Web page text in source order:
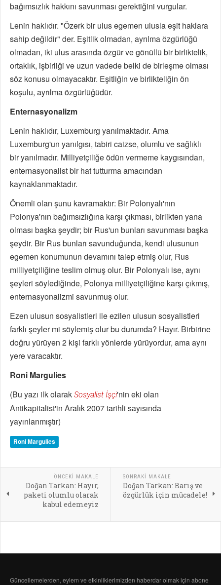
bağımsızlık hakkını savunması gerektiğini vurgular.
Lenin haklıdır. "Özerk bir ulus egemen ulusla eşit haklara
sahip değildir" der. Eşitlik olmadan, ayrılma özgürlüğü
olmadan, iki ulus arasında özgür ve gönüllü bir birliktelik,
ortaklık, işbirliği ve uzun vadede belki de birleşme olması
söz konusu olmayacaktır. Eşitliğin ve birlikteliğin ön
koşulu, ayrılma özgürlüğüdür.
Enternasyonalizm
Lenin haklıdır, Luxemburg yanılmaktadır. Ama
Luxemburg'un yanılgısı, tabiri caizse, olumlu ve sağlıklı
bir yanılmadır. Milliyetçiliğe ödün vermeme kaygısından,
enternasyonalist bir hat tutturma amacından
kaynaklanmaktadır.
Önemli olan şunu kavramaktır: Bir Polonyalı'nın
Polonya'nın bağımsızlığına karşı çıkması, birlikten yana
olması başka şeydir; bir Rus'un bunları savunması başka
şeydir. Bir Rus bunları savunduğunda, kendi ulusunun
egemen konumunun devamını talep etmiş olur, Rus
milliyetçiliğine teslim olmuş olur. Bir Polonyalı ise, aynı
şeyleri söylediğinde, Polonya milliyetçiliğine karşı çıkmış,
enternasyonalizmi savunmuş olur.
Ezen ulusun sosyalistleri ile ezilen ulusun sosyalistleri
farklı şeyler mi söylemiş olur bu durumda? Hayır. Birbirine
doğru yürüyen 2 kişi farklı yönlerde yürüyordur, ama aynı
yere varacaktır.
Roni Margulies
(Bu yazı ilk olarak Sosyalist İşçi'nin eki olan
Antikapitalist'in Aralık 2007 tarihli sayısında
yayınlanmıştır)
Roni Margulies
ÖNCEKI MAKALE
Doğan Tarkan: Hayır,
paketi olumlu olarak
kabul edemeyiz
SONRAKI MAKALE
Doğan Tarkan: Barış ve
özgürlük için mücadele!
Güncellemelerden, eylem ve etkinliklerimizden haberdar olmak için abone